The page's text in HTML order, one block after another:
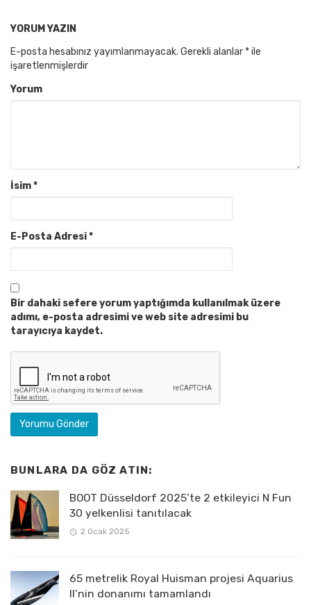
YORUM YAZIN
E-posta hesabınız yayımlanmayacak. Gerekli alanlar *ile
işaretlenmişlerdir
Yorum
İsim*
E-Posta Adresi*
Bir dahaki sefere yorum yaptığımda kullanılmak üzere
adımı, e-posta adresimi ve web site adresimi bu
tarayıcıya kaydet.
BUNLARA DA GÖZ ATIN:
BOOT Düsseldorf 2025’te 2 etkileyici N Fun
30 yelkenlisi tanıtılacak
2 Ocak 2025
65 metrelik Royal Huisman projesi Aquarius
II’nin donanımı tamamlandı